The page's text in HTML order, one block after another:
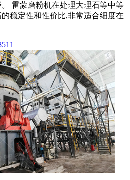
雷蒙磨粉机在处理大理石等中等
稳定性和性价比,非常适合细度在